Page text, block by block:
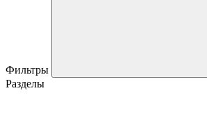
Фильтры
Разделы